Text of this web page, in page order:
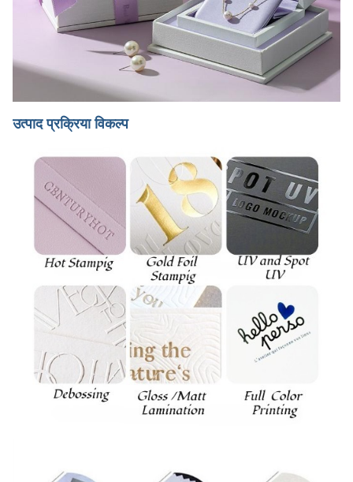
उत्पाद प्रक्रिया विकल्प